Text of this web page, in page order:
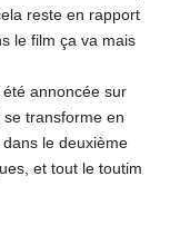
reste en rapport
le film ça va mais
annoncée sur
transforme en
le deuxième
et tout le toutim